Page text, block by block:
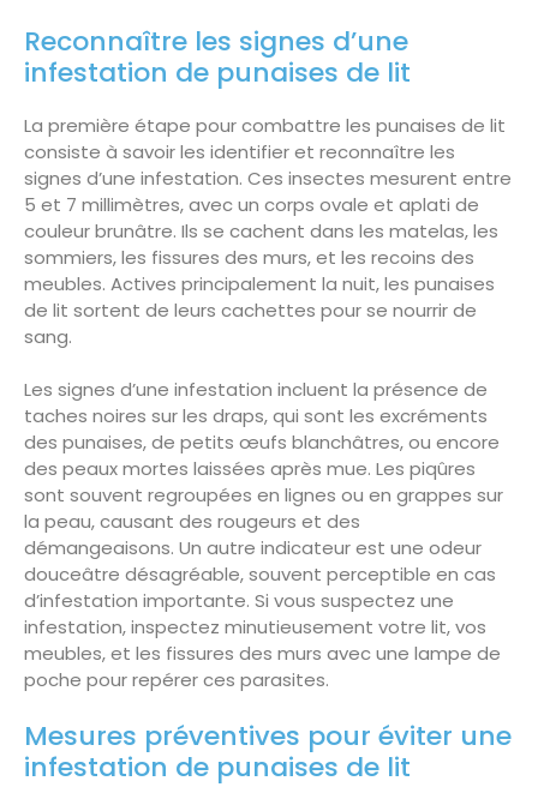
Reconnaître les signes d’une
infestation de punaises de lit
La première étape pour combattre les punaises de lit
consiste à savoir les identifier et reconnaître les
signes d’une infestation. Ces insectes mesurent entre
5 et 7 millimètres, avec un corps ovale et aplati de
couleur brunâtre. Ils se cachent dans les matelas, les
sommiers, les fissures des murs, et les recoins des
meubles. Actives principalement la nuit, les punaises
de lit sortent de leurs cachettes pour se nourrir de
sang.
Les signes d’une infestation incluent la présence de
taches noires sur les draps, qui sont les excréments
des punaises, de petits œufs blanchâtres, ou encore
des peaux mortes laissées après mue. Les piqûres
sont souvent regroupées en lignes ou en grappes sur
la peau, causant des rougeurs et des
démangeaisons. Un autre indicateur est une odeur
douceâtre désagréable, souvent perceptible en cas
d’infestation importante. Si vous suspectez une
infestation, inspectez minutieusement votre lit, vos
meubles, et les fissures des murs avec une lampe de
poche pour repérer ces parasites.
Mesures préventives pour éviter une
infestation de punaises de lit